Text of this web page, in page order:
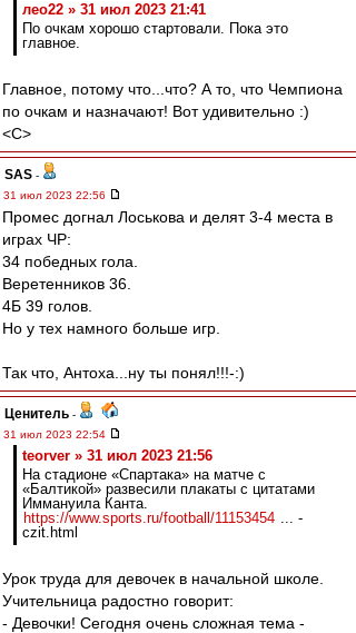
лео22 » 31 июл 2023 21:41
По очкам хорошо стартовали. Пока это
главное.
Главное, потому что...что? А то, что Чемпиона
по очкам и назначают! Вот удивительно :)
<C>
SAS -
31 июл 2023 22:56
Промес догнал Лоськова и делят 3-4 места в
играх ЧР:
34 победных гола.
Веретенников 36.
4Б 39 голов.
Но у тех намного больше игр.
Так что, Антоха...ну ты понял!!!-:)
Ценитель -
31 июл 2023 22:54
teorver » 31 июл 2023 21:56
На стадионе «Спартака» на матче с
«Балтикой» развесили плакаты с цитатами
Иммануила Канта.
https://www.sports.ru/football/11153454 ... -
czit.html
Урок труда для девочек в начальной школе.
Учительница радостно говорит:
- Девочки! Сегодня очень сложная тема -